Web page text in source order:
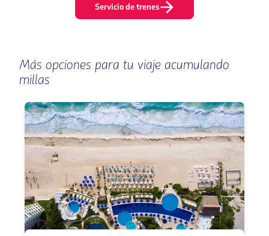
Servicio de trenes
Más opciones para tu viaje acumulando
millas